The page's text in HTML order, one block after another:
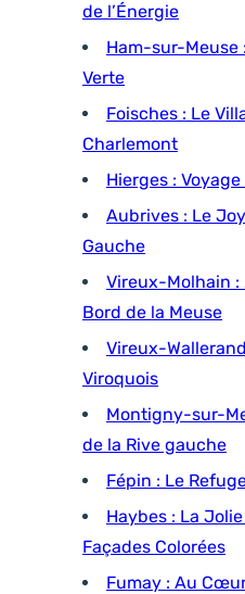
de l’Énergie
Ham-sur-Meuse
Verte
Foisches : Le
Charlemont
Hierges :
Aubrives : Le
Gauche
Vireux-Molhain :
Bord de la Meuse
Vireux-
Viroquois
Montigny-sur-
de la Rive gauche
Fépin : Le
Haybes : La
Façades Colorées
Fumay : Au